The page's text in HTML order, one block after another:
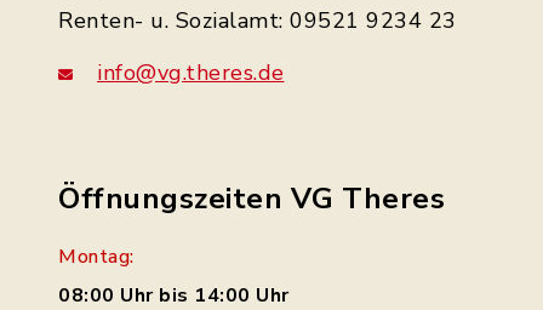
Renten- u. Sozialamt: 09521 9234 23
info@vg.theres.de
Öffnungszeiten VG Theres
Montag:
08:00 Uhr bis 14:00 Uhr